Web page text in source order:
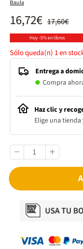
Baula
17,60€
16,72€
Hoy -5% en libros
Sólo queda(n) 1en
Entrega a
Compra
Haz clic y
Elige una